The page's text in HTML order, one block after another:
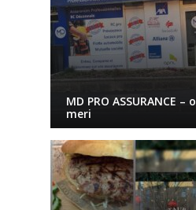
MD PRO ASSURANCE
meri